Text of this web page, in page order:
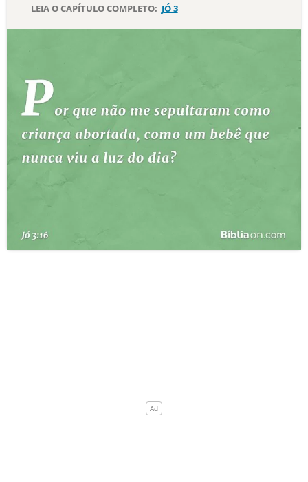
DEVOCIONAL DIÁRIO
ESTUDOS BÍBLICOS
ESBOÇOS DE PREGAÇÃO
PERGUNTE À BÍBLIA
QUEM SOMOS
LEIA O CAPÍTULO COMPLETO: JÓ 3